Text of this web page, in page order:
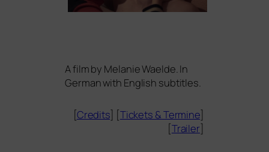
A film by Melanie Waelde. In
German with English subtitles.
[Credits] [Tickets &Termine]
[Trailer]